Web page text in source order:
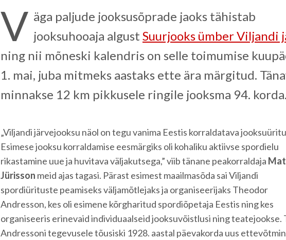
V äga paljude jooksusõprade jaoks tähistab
jooksuhooaja algust Suurjooks ümber Viljandi
ning nii mõneski kalendris on selle toimumise
1. mai, juba mitmeks aastaks ette ära märgitud.
minnakse 12 km pikkusele ringile jooksma 94. korda.
„Viljandi järvejooksu näol on tegu vanima Eestis korraldatava
Esimese jooksu korraldamise eesmärgiks oli kohaliku aktiivse spordielu
rikastamine uue ja huvitava väljakutsega,” viib tänane peakorraldaja
Jürisson meid ajas tagasi. Pärast esimest maailmasõda sai Viljandi
spordiürituste peamiseks väljamõtlejaks ja organiseerijaks Theodor
Andresson, kes oli esimene kõrgharitud spordiõpetaja Eestis ning kes
organiseeris erinevaid individuaalseid jooksuvõistlusi ning teatejookse.
Andressoni tegevusele tõusiski 1928. aastal päevakorda uus